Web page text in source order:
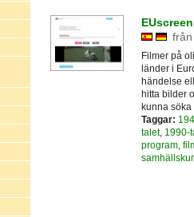
Filmer på
länder i
händelse
hitta bilder
kunna
Taggar:
talet, 1990-
program,